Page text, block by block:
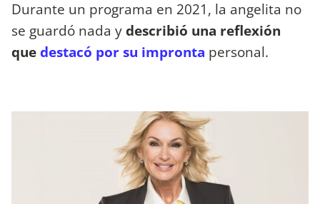
Durante un programa en 2021, la angelita no
se guardó nada ydescribió una reflexión
quedestacó por su impronta personal.